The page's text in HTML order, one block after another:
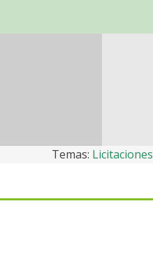
Temas: Licitaciones